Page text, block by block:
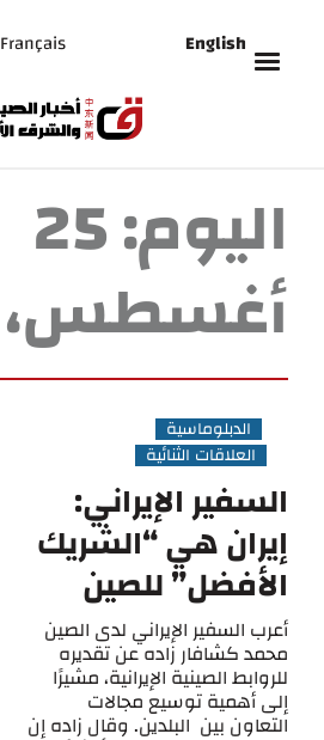
English
Français
اليوم:25
أغسطس، 2022
الدبلوماسية
العلاقات الثنائية
السفير الإيراني:
إيران هي “الشريك
الأفضل” للصين
أعرب السفير الإيراني لدى الصين
محمد كشافار زاده عن تقديره
للروابط الصينية الإيرانية، مشيرًا
إلى أهمية توسيع مجالات
التعاون بين البلدين. وقال زاده إن